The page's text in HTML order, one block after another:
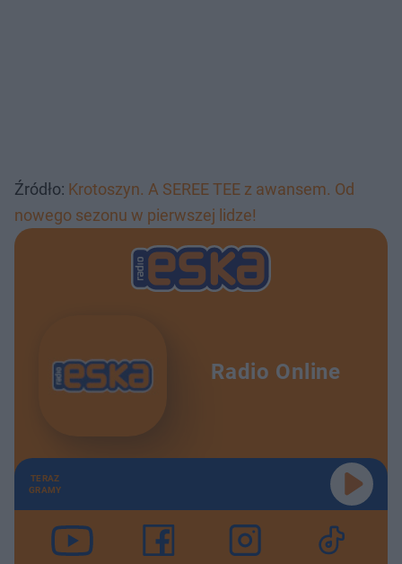
Źródło: Krotoszyn. A SEREE TEE z awansem. Od
nowego sezonu w pierwszej lidze!
Radio Online
TERAZ
GRAMY